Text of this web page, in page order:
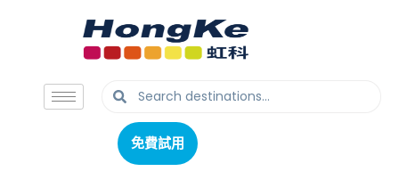
免費試用
免費試用